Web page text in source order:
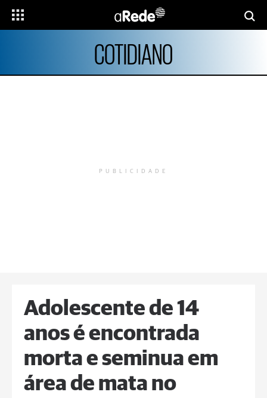
COTIDIANO
PUBLICIDADE
Adolescente de 14
anos é encontrada
morta e seminua em
área de mata no